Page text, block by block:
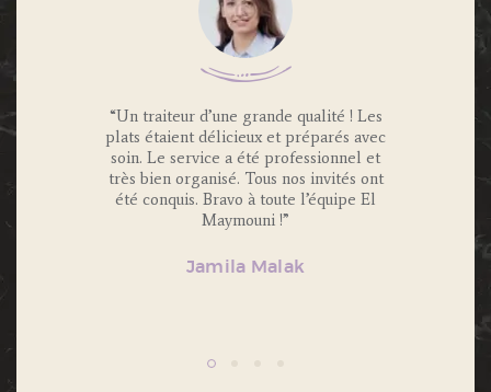
invités
“Un traiteur d’une grande qualité ! Les
plats étaient délicieux et préparés avec
soin. Le service a été professionnel et
très bien organisé. Tous nos invités ont
été conquis. Bravo à toute l’équipe El
Maymouni !”
Jamila Malak
“Nous